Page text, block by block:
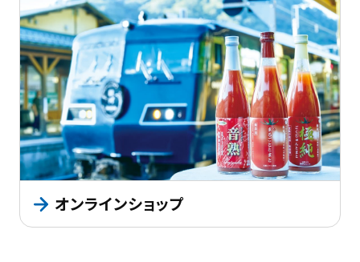
オンラインショップ